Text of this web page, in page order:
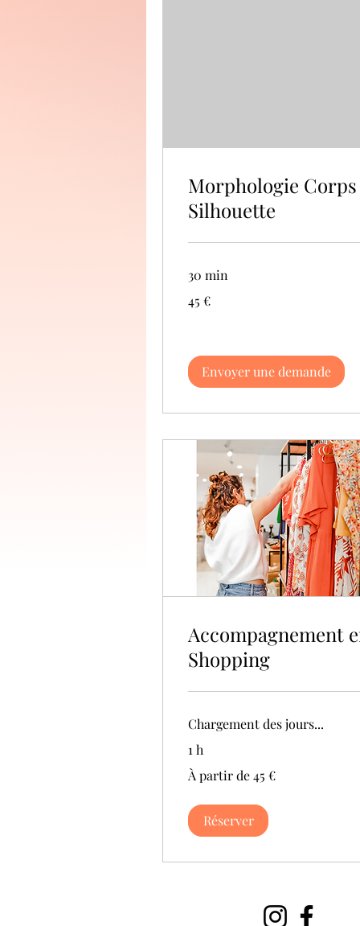
Morphologie
Silhouette
30 min
euros
45 €
Envoyer une demande
Accompagnement
Shopping
Chargement des jours...
1 h
À
partir
À partir de 45 €
Réserver